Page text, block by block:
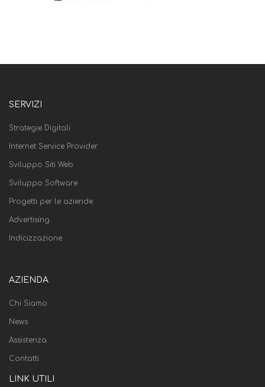
SERVIZI
Strategie Digitali
Internet Service Provider
Sviluppo Siti Web
Sviluppo Software
Progetti per le aziende
Advertising
Indicizzazione
AZIENDA
Chi Siamo
News
Assistenza
Contatti
LINK UTILI